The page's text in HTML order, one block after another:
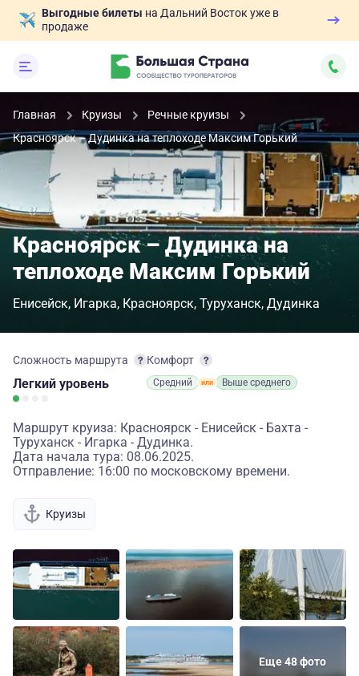
Выгодные билеты на Дальний Восток уже в
продаже
Главная Круизы
Речные круизы
Красноярск – Дудинка на теплоходе Максим Горький
Красноярск – Дудинка на
теплоходе Максим Горький
Енисейск Игарка Красноярск Туруханск Дудинка
Сложность маршрута
Легкий уровень
Комфорт
Средний Выше среднего
Маршрут круиза: Красноярск - Енисейск - Бахта -
Туруханск - Игарка - Дудинка.
Дата начала тура: 08.06.2025.
Отправление: 16:00 по московскому времени.
Круизы
Еще 48 фото